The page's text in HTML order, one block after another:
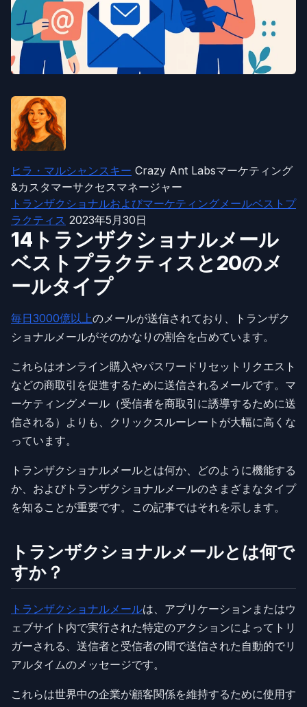
ヒラ・マルシャンスキー Crazy Ant Labsマーケティング
&カスタマーサクセスマネージャー
トランザクショナルおよびマーケティングメールベストプ
ラクティス 2023年5月30日
14トランザクショナルメール
ベストプラクティスと20のメ
ールタイプ
毎日3000億以上のメールが送信されており、トランザク
ショナルメールがそのかなりの割合を占めています。
これらはオンライン購入やパスワードリセットリクエスト
などの商取引を促進するために送信されるメールです。マ
ーケティングメール（受信者を商取引に誘導するために送
信される）よりも、クリックスルーレートが大幅に高くな
っています。
トランザクショナルメールとは何か、どのように機能する
か、およびトランザクショナルメールのさまざまなタイプ
を知ることが重要です。この記事ではそれを示します。
トランザクショナルメールとは何で
すか？
トランザクショナルメールは、アプリケーションまたはウ
ェブサイト内で実行された特定のアクションによってトリ
ガーされる、送信者と受信者の間で送信された自動的でリ
アルタイムのメッセージです。
これらは世界中の企業が顧客関係を維持するために使用す